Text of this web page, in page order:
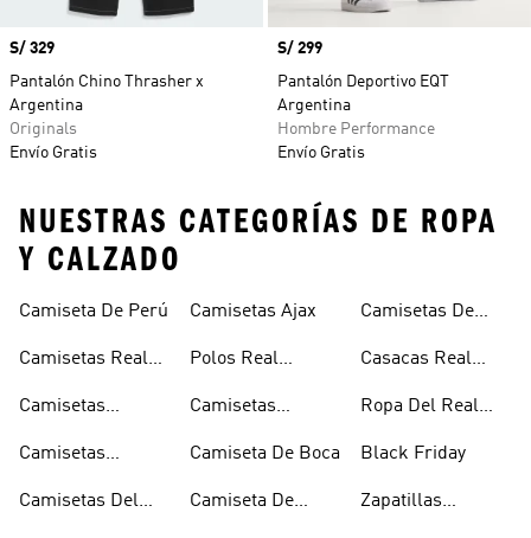
Precio
S/ 329
Pantalón Chino Thrasher x
Argentina
Originals
Envío Gratis
Precio
S/ 299
Pantalón Deportivo EQT
Argentina
Hombre Performance
Envío Gratis
NUESTRAS CATEGORÍAS DE ROPA
Y CALZADO
Camiseta De Perú
Camisetas Real
Camisetas
United
Camisetas
Camisetas Del
Camisetas Ajax
Polos Real
Camisetas
Camiseta De Boca
Camiseta De
Camisetas De
Casacas Real
Ropa Del Real
Black Friday
Zapatillas